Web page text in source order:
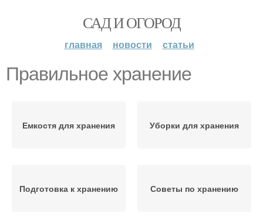
САД И ОГОРОД
главная новости статьи
Правильное хранение
Емкостя для хранения Уборки для хранения
Подготовка к хранению Советы по хранению